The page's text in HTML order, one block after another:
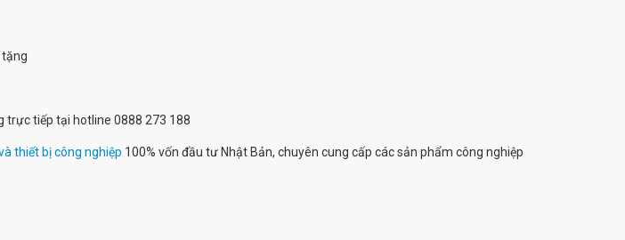
tặng
trực tiếp tại hotline 0888 273 188
thiết bị công nghiệp 100% vốn đầu tư Nhật Bản, chuyên cung cấp các sản phẩm công nghiệp